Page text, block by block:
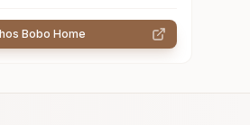
Bobo Home